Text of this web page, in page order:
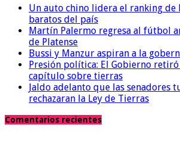
Un auto chino lidera el ranking de
baratos del país
Martín Palermo regresa al fútbol
de Platense
Bussi y Manzur aspiran a la
Presión política: El Gobierno
capítulo sobre tierras
Jaldo adelanto que las senadores
rechazaran la Ley de Tierras
Comentarios recientes